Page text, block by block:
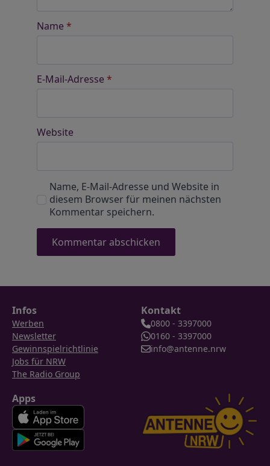
Name *
E-Mail-Adresse *
Website
Name, E-Mail-Adresse und Website in
diesem Browser für meinen nächsten
Kommentar speichern.
Infos
Werben
Newsletter
Gewinnspielrichtlinie
Jobs für NRW
The Radio Group
Kontakt
0800 - 3397000
0160 - 3397000
info@antenne.nrw
Apps